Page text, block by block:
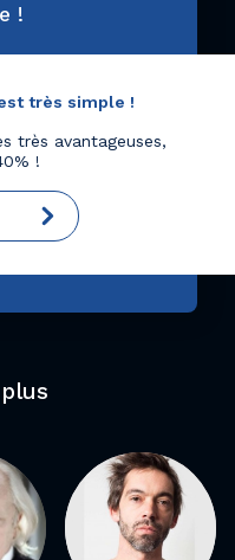
!
très simple !
très avantageuses,
!